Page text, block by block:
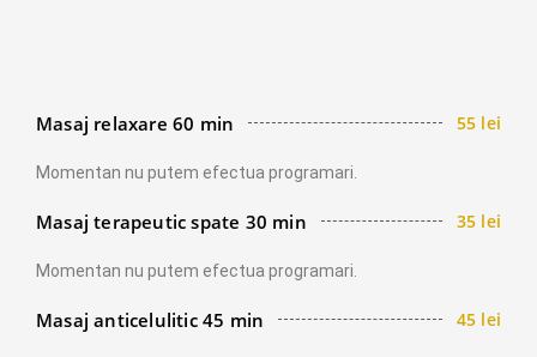
Masaj relaxare 60 min 55 lei
Momentan nu putem efectua programari.
Masaj terapeutic spate 30 min 35 lei
Momentan nu putem efectua programari.
Masaj anticelulitic 45 min 45 lei